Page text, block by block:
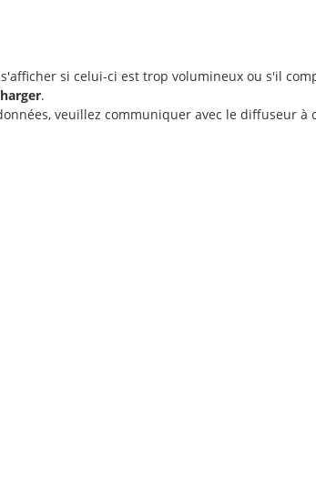
si celui-ci est trop volumineux ou s'il
.
veuillez communiquer avec le diffuseur à